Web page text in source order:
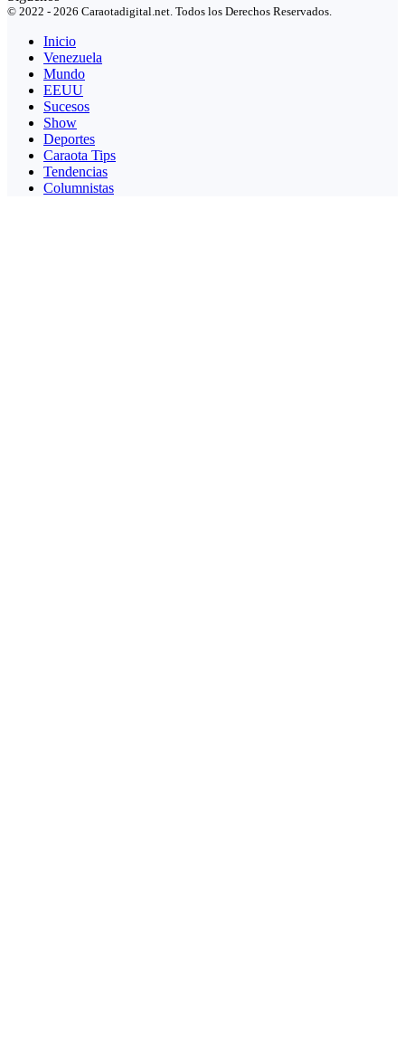
© 2022 - 2026 Caraotadigital.net. Todos los Derechos Reservados.
Inicio
Venezuela
Mundo
EEUU
Sucesos
Show
Deportes
Caraota Tips
Tendencias
Columnistas